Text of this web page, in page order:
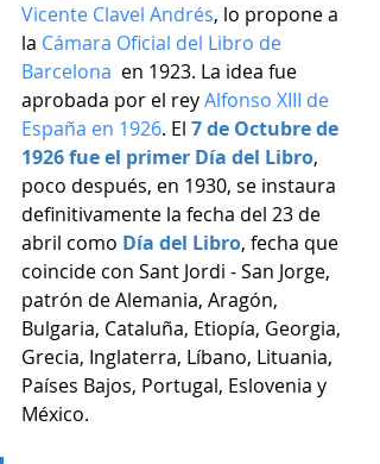
Vicente Clavel Andrés, lo propone a
la Cámara Oficial del Libro de
Barcelona en 1923. La idea fue
aprobada por el rey Alfonso XIII de
España en 1926. El 7 de Octubre de
1926 fue el primer Día del Libro,
poco después, en 1930, se instaura
definitivamente la fecha del 23 de
abril como Día del Libro, fecha que
coincide con Sant Jordi - San Jorge,
patrón de Alemania, Aragón,
Bulgaria, Cataluña, Etiopía, Georgia,
Grecia, Inglaterra, Líbano, Lituania,
Países Bajos, Portugal, Eslovenia y
México.